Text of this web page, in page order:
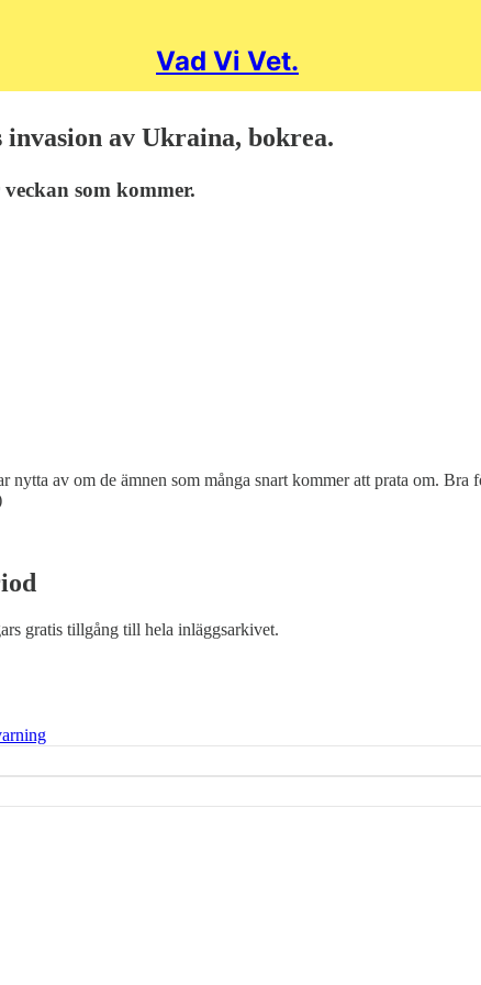
Vad Vi Vet.
invasion av Ukraina, bokrea.
som kommer.
av om de ämnen som många snart kommer att prata om.
gratis tillgång till hela inläggsarkivet.